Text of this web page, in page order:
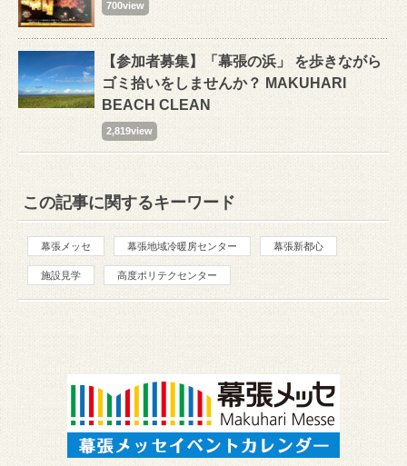
700view
【参加者募集】「幕張の浜」 を歩きながら
ゴミ拾いをしませんか？ MAKUHARI
BEACH CLEAN
2,819view
この記事に関するキーワード
幕張メッセ 幕張地域冷暖房センター 幕張新都心
施設見学 高度ポリテクセンター